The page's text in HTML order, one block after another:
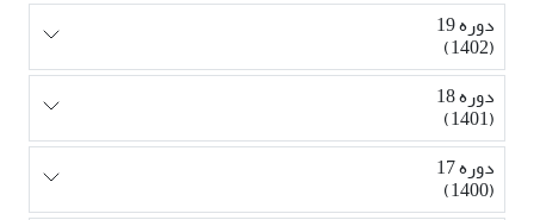
دوره 19
(1402)
دوره 18
(1401)
دوره 17
(1400)